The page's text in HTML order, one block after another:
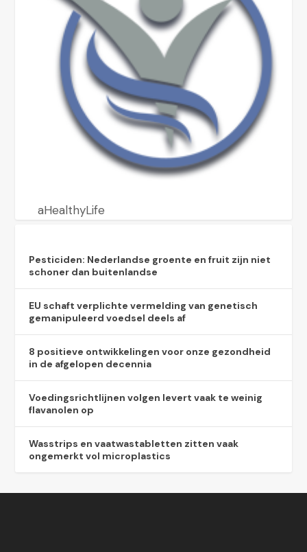
aHealthyLife
Pesticiden: Nederlandse groente en fruit zijn niet
schoner dan buitenlandse
EU schaft verplichte vermelding van genetisch
gemanipuleerd voedsel deels af
8 positieve ontwikkelingen voor onze gezondheid
in de afgelopen decennia
Voedingsrichtlijnen volgen levert vaak te weinig
flavanolen op
Wasstrips en vaatwastabletten zitten vaak
ongemerkt vol microplastics